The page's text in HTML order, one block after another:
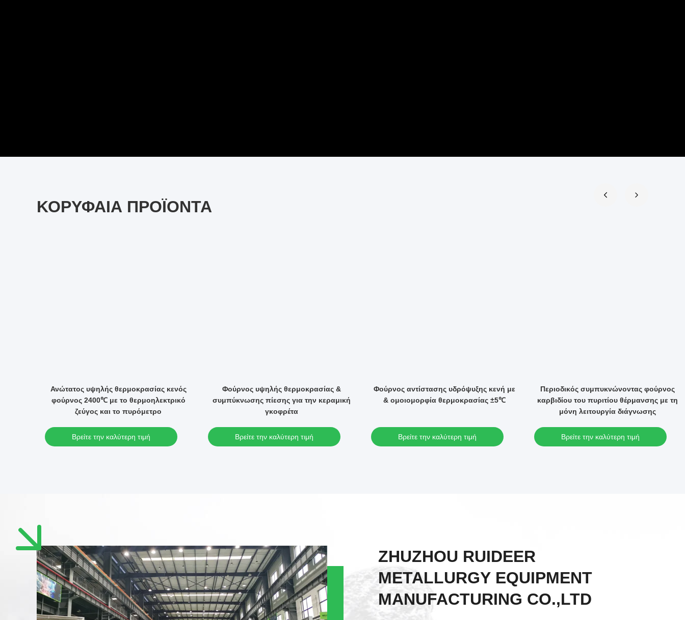
ΚΟΡΥΦΑΊΑ ΠΡΟΪΌΝΤΑ
Ανώτατος υψηλής θερμοκρασίας κενός
φούρνος 2400℃ με το θερμοηλεκτρικό
ζεύγος και το πυρόμετρο
Βρείτε την καλύτερη τιμή
Φούρνος υψηλής θερμοκρασίας &
συμπύκνωσης πίεσης για την κεραμική
γκοφρέτα
Βρείτε την καλύτερη τιμή
Φούρνος αντίστασης υδρόψυξης κενή με
& ομοιομορφία θερμοκρασίας ±5℃
Βρείτε την καλύτερη τιμή
Περιοδικός συμπυκνώνοντας φούρνος
καρβιδίου του πυριτίου θέρμανσης με τη
μόνη λειτουργία διάγνωσης
Βρείτε την καλύτερη τιμή
ZHUZHOU RUIDEER
METALLURGY EQUIPMENT
MANUFACTURING CO.,LTD